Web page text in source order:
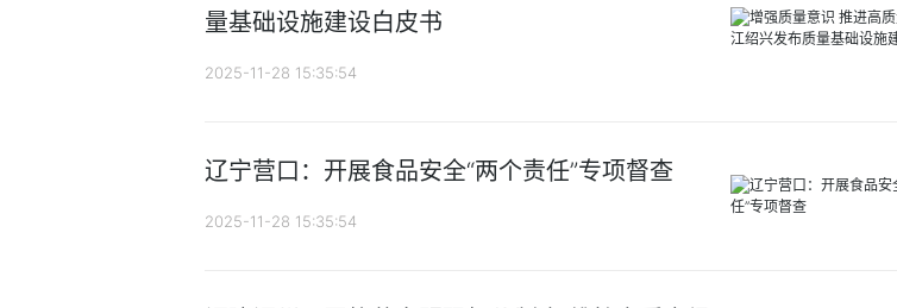
量基础设施建设白皮书
2025-11-28 15:35:54
辽宁营口：开展食品安全“两个责任”专项督查
2025-11-28 15:35:54